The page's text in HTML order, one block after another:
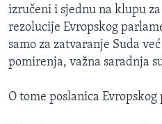
izručeni i sjednu na klupu
rezolucije Evropskog
samo za zatvaranje Suda
pomirenja, važna saradnja
O tome poslanica